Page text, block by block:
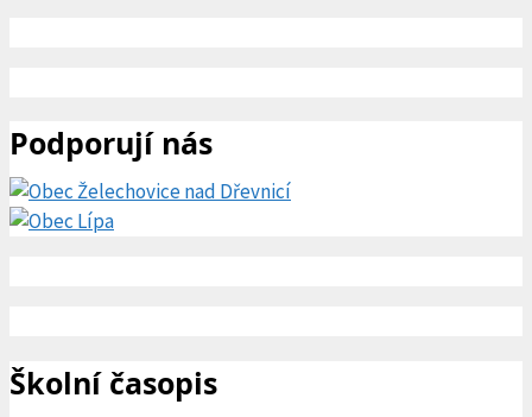
Podporují nás
Školní časopis